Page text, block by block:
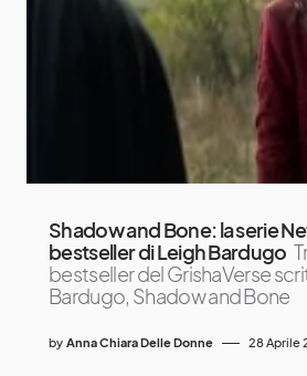
Shadow and Bone: la serie
bestseller di Leigh Bardugo
bestseller del GrishaVerse
Bardugo, Shadow and Bone
by Anna Chiara Delle Donne 28 Aprile